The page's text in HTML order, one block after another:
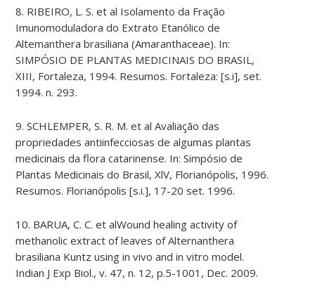
8. RIBEIRO, L. S. et al Isolamento da Fração
Imunomoduladora do Extrato Etanólico de
Altemanthera brasiliana (Amaranthaceae). In:
SIMPÓSIO DE PLANTAS MEDICINAIS DO BRASIL,
XIII, Fortaleza, 1994. Resumos. Fortaleza: [s.i], set.
1994. n. 293.
9. SCHLEMPER, S. R. M. et al Avaliação das
propriedades antiinfecciosas de algumas plantas
medicinais da flora catarinense. In: Simpósio de
Plantas Medicinais do Brasil, XlV, Florianópolis, 1996.
Resumos. Florianópolis [s.i.], 17-20 set. 1996.
10. BARUA, C. C. et alWound healing activity of
methanolic extract of leaves of Alternanthera
brasiliana Kuntz using in vivo and in vitro model.
Indian J Exp Biol., v. 47, n. 12, p.5-1001, Dec. 2009.